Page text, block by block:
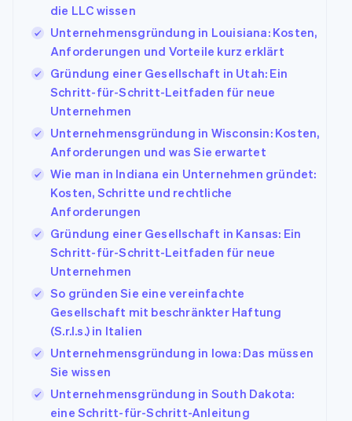
die LLC wissen
Unternehmensgründung in Louisiana: Kosten,
Anforderungen und Vorteile kurz erklärt
Gründung einer Gesellschaft in Utah: Ein
Schritt-für-Schritt-Leitfaden für neue
Unternehmen
Unternehmensgründung in Wisconsin: Kosten,
Anforderungen und was Sie erwartet
Wie man in Indiana ein Unternehmen gründet:
Kosten, Schritte und rechtliche
Anforderungen
Gründung einer Gesellschaft in Kansas: Ein
Schritt-für-Schritt-Leitfaden für neue
Unternehmen
So gründen Sie eine vereinfachte
Gesellschaft mit beschränkter Haftung
(S.r.l.s.) in Italien
Unternehmensgründung in Iowa: Das müssen
Sie wissen
Unternehmensgründung in South Dakota:
eine Schritt-für-Schritt-Anleitung